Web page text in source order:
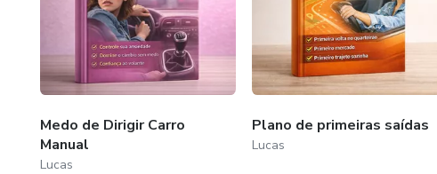
Medo de Dirigir Carro
Manual
Lucas
Plano de primeiras saídas
Lucas